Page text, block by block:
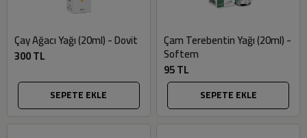
Çay Ağacı Yağı (20ml) - Dovit
300 TL
SEPETE EKLE
Çam Terebentin Yağı (20ml) -
Softem
95 TL
SEPETE EKLE